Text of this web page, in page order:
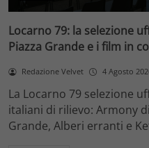
Locarno 79: la selezione
Piazza Grande e i film in
Redazione Velvet 4 Agosto
La Locarno 79 selezione
italiani di rilievo: Armony
Grande, Alberi erranti e